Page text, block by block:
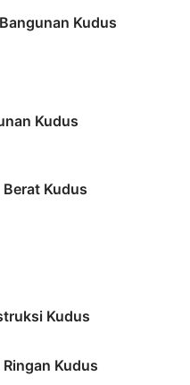
Kudus
Kudus
Kudus
Kudus
Kudus